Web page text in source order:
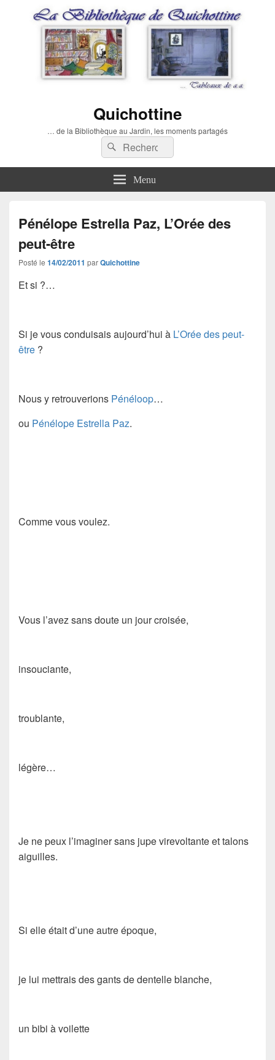
Quichottine
… de la Bibliothèque au Jardin, les moments partagés
Recherche :
Rechercher
Menu
Pénélope Estrella Paz, L’Orée des
peut-être
Posté le 14/02/2011 parQuichottine
Et si ?…
Si je vous conduisais aujourd’hui à L’Orée des peut-
être ?
Nous y retrouverions Pénéloop…
ou Pénélope Estrella Paz.
Comme vous voulez.
Vous l’avez sans doute un jour croisée,
insouciante,
troublante,
légère…
Je ne peux l’imaginer sans jupe virevoltante et talons
aiguilles.
Si elle était d’une autre époque,
je lui mettrais des gants de dentelle blanche,
un bibi à voilette